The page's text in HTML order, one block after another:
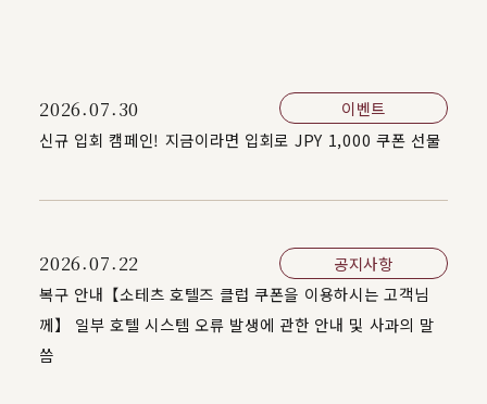
2026.07.30
이벤트
신규 입회 캠페인! 지금이라면 입회로 JPY 1,000 쿠폰 선물
2026.07.22
공지사항
복구 안내【소테츠 호텔즈 클럽 쿠폰을 이용하시는 고객님
께】 일부 호텔 시스템 오류 발생에 관한 안내 및 사과의 말
씀